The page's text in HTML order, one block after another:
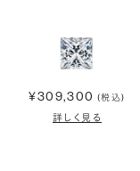
¥309,300 (税込)
詳しく見る